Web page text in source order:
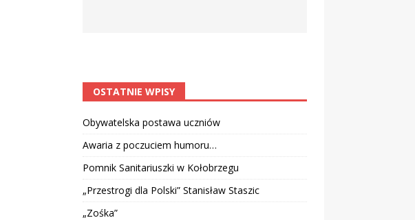
OSTATNIE WPISY
Obywatelska postawa uczniów
Awaria z poczuciem humoru…
Pomnik Sanitariuszki w Kołobrzegu
„Przestrogi dla Polski” Stanisław Staszic
„Zośka”